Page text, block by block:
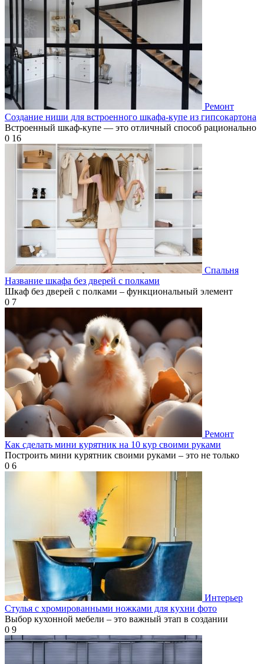
Ремонт
Создание ниши для встроенного шкафа-купе из гипсокартона
Встроенный шкаф-купе — это отличный способ рационально
0 16
Спальня
Название шкафа без дверей с полками
Шкаф без дверей с полками – функциональный элемент
0 7
Ремонт
Как сделать мини курятник на 10 кур своими руками
Построить мини курятник своими руками – это не только
0 6
Интерьер
Стулья с хромированными ножками для кухни фото
Выбор кухонной мебели – это важный этап в создании
0 9